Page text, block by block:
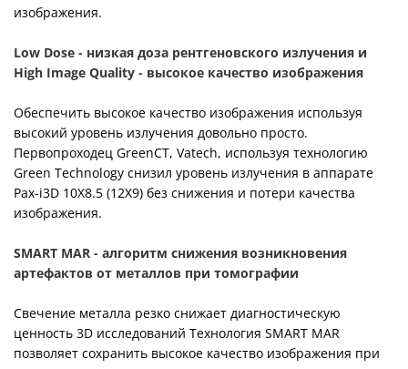
изображения.
Low Dose - низкая доза рентгеновского излучения и
High Image Quality - высокое качество изображения
Обеспечить высокое качество изображения используя
высокий уровень излучения довольно просто.
Первопроходец GreenCT, Vatech, используя технологию
Green Technology снизил уровень излучения в аппарате
Pax-i3D 10X8.5 (12X9) без снижения и потери качества
изображения.
SMART MAR - алгоритм снижения возникновения
артефактов от металлов при томографии
Свечение металла резко снижает диагностическую
ценность 3D исследований Технология SMART MAR
позволяет сохранить высокое качество изображения при